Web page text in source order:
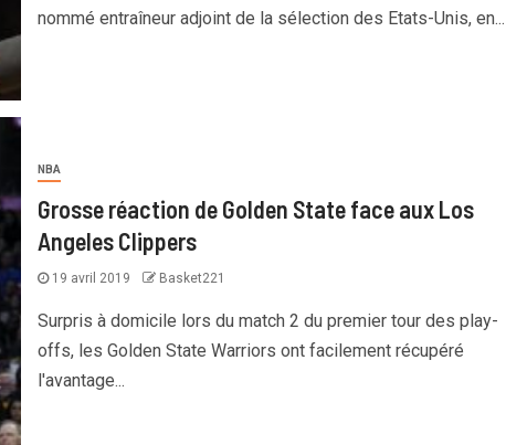
nommé entraîneur adjoint de la sélection des Etats-Unis, en...
NBA
Grosse réaction de Golden State face aux Los
Angeles Clippers
19 avril 2019 Basket221
Surpris à domicile lors du match 2 du premier tour des play-
offs, les Golden State Warriors ont facilement récupéré
l'avantage...